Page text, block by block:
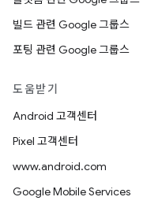
빌드 관련 Google 그룹스
포팅 관련 Google 그룹스
도움받기
Android 고객센터
Pixel 고객센터
www.android.com
Google Mobile Services